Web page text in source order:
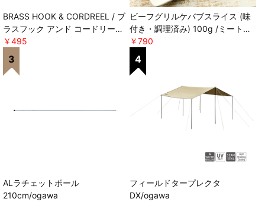
BRASS HOOK & CORDREEL / ブ
ラスフック アンド コードリール
POST GENERAL
￥495
ビーフグリルケバブスライス (味
付き・調理済み) 100g /ミートガ
イ ＊軽減税率対象
￥790
ALラチェットポール
210cm/ogawa
フィールドタープレクタ
DX/ogawa